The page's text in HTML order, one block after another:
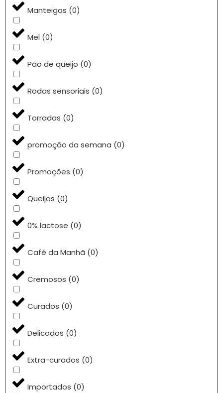
Manteigas (0)
Mel (0)
Pão de queijo (0)
Rodas sensoriais (0)
Torradas (0)
promoção da semana (0)
Promoções (0)
Queijos (0)
0% lactose (0)
Café da Manhã (0)
Cremosos (0)
Curados (0)
Delicados (0)
Extra-curados (0)
Importados (0)